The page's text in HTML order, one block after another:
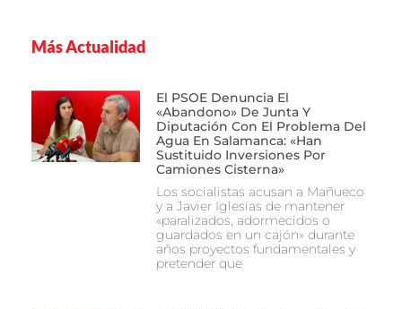
Más Actualidad
El PSOE Denuncia El
«abandono» De Junta Y
Diputación Con El Problema Del
Agua En Salamanca: «Han
Sustituido Inversiones Por
Camiones Cisterna»
Los socialistas acusan a Mañueco
y a Javier Iglesias de mantener
«paralizados, adormecidos o
guardados en un cajón» durante
años proyectos fundamentales y
pretender que